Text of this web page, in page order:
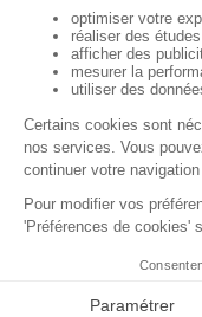
Générales
Poids : 82 kg
Nombre de fûts : 4
Volume de
Capacité de
Hauteur hors tout :
Largeur hors tout :
Longueur hors tout :
Finition : Laquée
Matériau : Acier